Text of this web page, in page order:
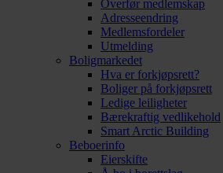
Overfør medlemskap
Adresseendring
Medlemsfordeler
Utmelding
Boligmarkedet
Hva er forkjøpsrett?
Boliger på forkjøpsrett
Ledige leiligheter
Bærekraftig vedlikehold
Smart Arctic Building
Beboerinfo
Eierskifte